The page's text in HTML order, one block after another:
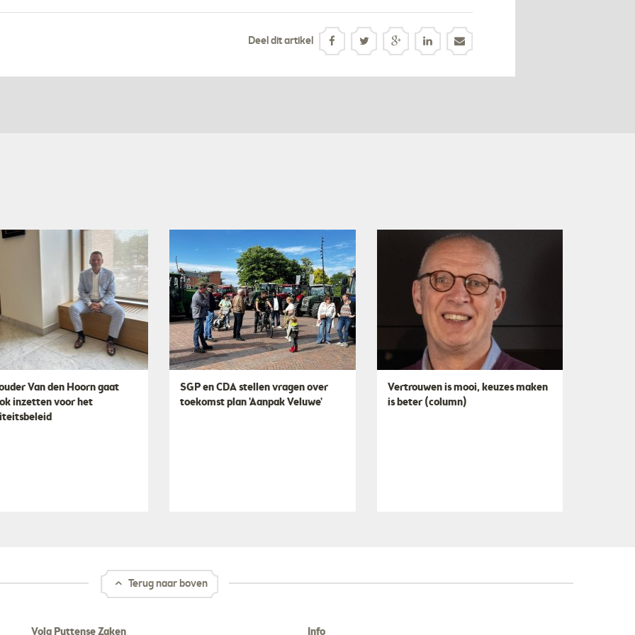
Deel dit artikel
Van den Hoorn gaat
inzetten voor het
SGP en CDA stellen vragen over
toekomst plan 'Aanpak Veluwe'
​Vertrouwen is mooi, keuzes maken
is beter (column)
Terug naar boven
Volg Puttense Zaken Info